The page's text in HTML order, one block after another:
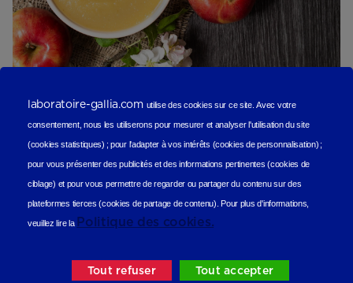
Compote de pommes aux spéculoos
Sucré
laboratoire-gallia.com utilise des cookies sur ce site.Avec votre
consentement, nous les utiliseronspour mesurer et analyser l'utilisation du site
(cookies statistiques) ;pour l'adapter à vos intérêts (cookies de personnalisation) ;
pour vous présenter des publicités et des informations pertinentes (cookies de
ciblage) et pour vous permettre de regarder ou partager du contenu sur des
plateformes tierces (cookies de partage de contenu). Pour plus d'informations,
veuillez lire la Politique des cookies.
Tout refuser Tout accepter